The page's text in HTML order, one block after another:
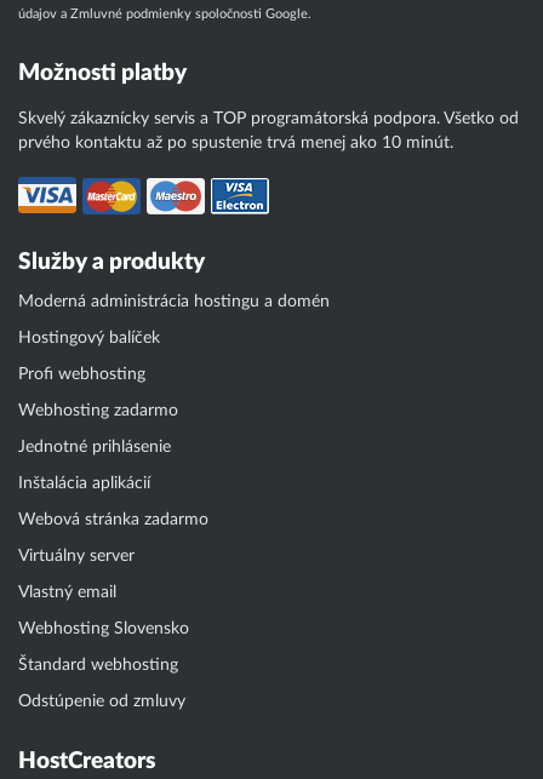
údajov a Zmluvné podmienky spoločnosti Google.
Možnosti platby
Skvelý zákaznícky servis a TOP programátorská podpora. Všetko od
prvého kontaktu až po spustenie trvá menej ako 10 minút.
Služby a produkty
Moderná administrácia hostingu a domén
Hostingový balíček
Profi webhosting
Webhosting zadarmo
Jednotné prihlásenie
Inštalácia aplikácií
Webová stránka zadarmo
Virtuálny server
Vlastný email
Webhosting Slovensko
Štandard webhosting
Odstúpenie od zmluvy
HostCreators